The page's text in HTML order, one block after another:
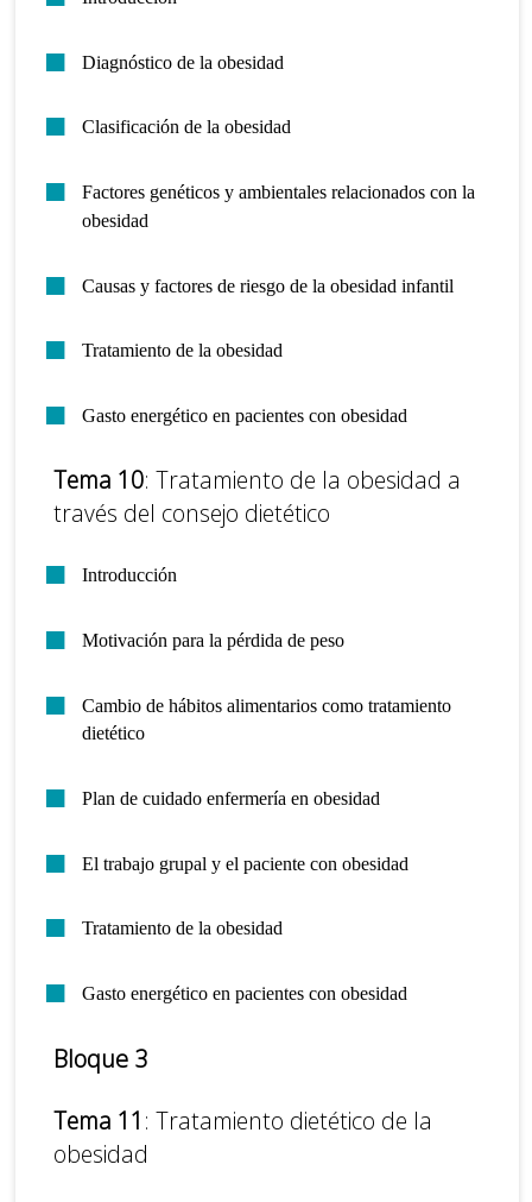
Diagnóstico de la obesidad
Clasificación de la obesidad
Factores genéticos y ambientales relacionados con la
obesidad
Causas y factores de riesgo de la obesidad infantil
Tratamiento de la obesidad
Gasto energético en pacientes con obesidad
Tema 10: Tratamiento de la obesidad a
través del consejo dietético
Introducción
Motivación para la pérdida de peso
Cambio de hábitos alimentarios como tratamiento
dietético
Plan de cuidado enfermería en obesidad
El trabajo grupal y el paciente con obesidad
Tratamiento de la obesidad
Gasto energético en pacientes con obesidad
Bloque 3
Tema 11 : Tratamiento dietético de la
obesidad